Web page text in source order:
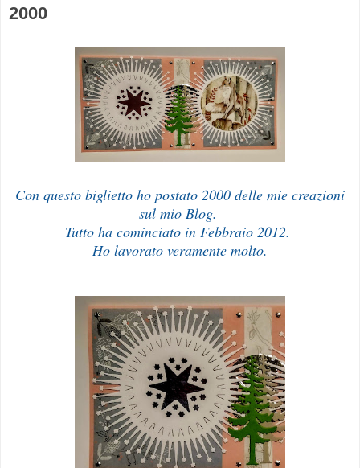
2000
Con questo biglietto ho postato 2000 delle mie creazioni
sul mio Blog.
Tutto ha cominciato in Febbraio 2012.
Ho lavorato veramente molto.